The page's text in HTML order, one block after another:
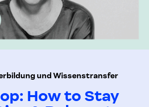
und Wissenstransfer
How to Stay